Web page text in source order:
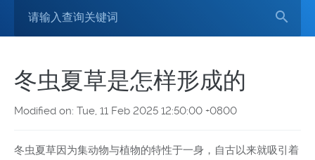
冬虫夏草是怎样形成的
Modified on: Tue, 11 Feb 2025 12:50:00 +0800
冬虫夏草因为集动物与植物的特性于一身，自古以来就吸引着